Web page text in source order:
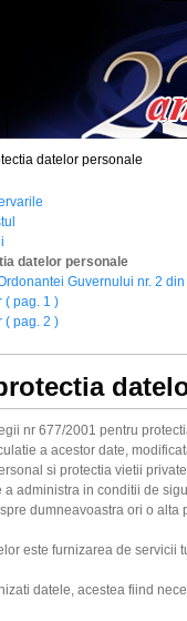
datelor personale
datelor personale
Guvernului nr. 2
( pag. 1 )
( pag. 2 )
nr 677/2001 pentru
a acestor date,
si protectia vietii
a administra in conditii de
dumneavoastra ori o alta
este furnizarea de servicii
datele, acestea fiind